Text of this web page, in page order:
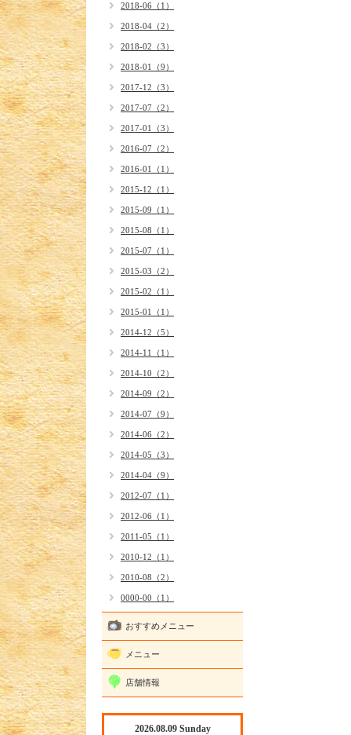
2018-06（1）
2018-04（2）
2018-02（3）
2018-01（9）
2017-12（3）
2017-07（2）
2017-01（3）
2016-07（2）
2016-01（1）
2015-12（1）
2015-09（1）
2015-08（1）
2015-07（1）
2015-03（2）
2015-02（1）
2015-01（1）
2014-12（5）
2014-11（1）
2014-10（2）
2014-09（2）
2014-07（9）
2014-06（2）
2014-05（3）
2014-04（9）
2012-07（1）
2012-06（1）
2011-05（1）
2010-12（1）
2010-08（2）
0000-00（1）
おすすめメニュー
メニュー
店舗情報
2026.08.09 Sunday